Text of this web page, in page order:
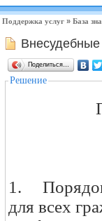
Поддержка услуг » База
Поделиться…
Решение
1. Порядок
для всех